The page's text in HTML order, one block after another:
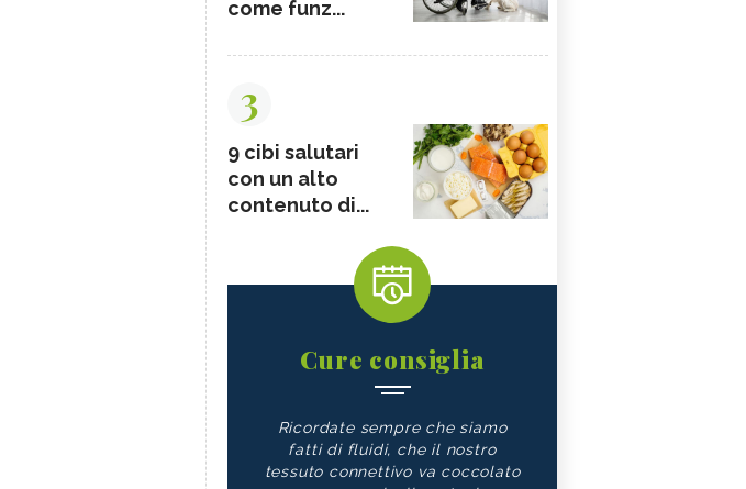
come funz...
3
9 cibi salutari
con un alto
contenuto di...
Cure consiglia
Ricordate sempre che siamo
fatti di fluidi, che il nostro
tessuto connettivo va coccolato